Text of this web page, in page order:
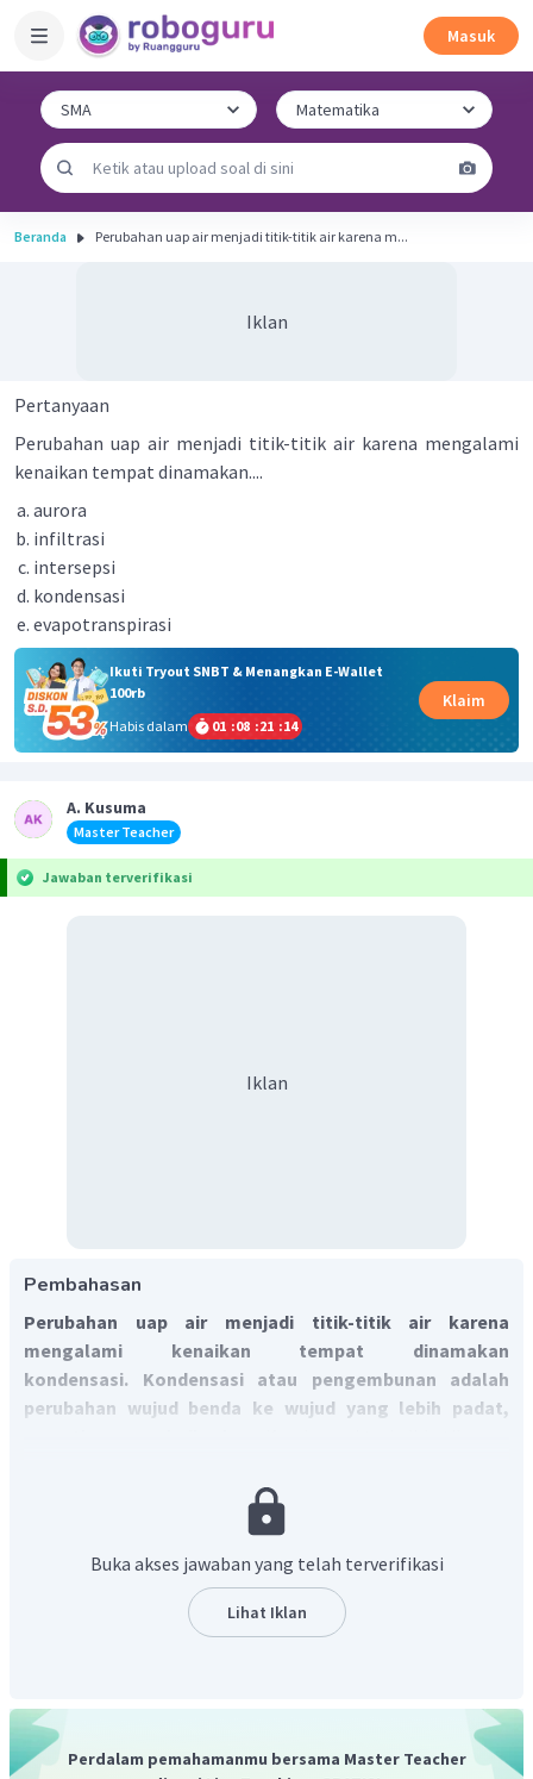
Masuk
Beranda Perubahan uap air menjadi titik-titik air karena m...
Iklan
Pertanyaan
Perubahan uap air menjadi titik-titik air karena mengalami
kenaikan tempat dinamakan....
aurora
infiltrasi
intersepsi
kondensasi
evapotranspirasi
Ikuti Tryout SNBT & Menangkan E-Wallet
100rb
Habis dalam
01 :08 :21 :13
Klaim
A. Kusuma
Master Teacher
Jawaban terverifikasi
Iklan
Pembahasan
Perubahan uap air menjadi titik-titik air karena
mengalami kenaikan tempat dinamakan
kondensasi. Kondensasi atau pengembunan adalah
perubahan wujud benda ke wujud yang lebih padat,
sebuah uap dikompresi menjadi cairan, atau mengalami
kombinasi dari pendinginan dan kompresi.
Buka akses jawaban yang telah terverifikasi
Lihat Iklan
Perdalam pemahamanmu bersama Master Teacher